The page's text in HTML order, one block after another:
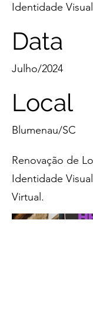
Identidade
Data
Julho/2024
Local
Blumenau/SC
Renovação de
Identidade
Virtual.